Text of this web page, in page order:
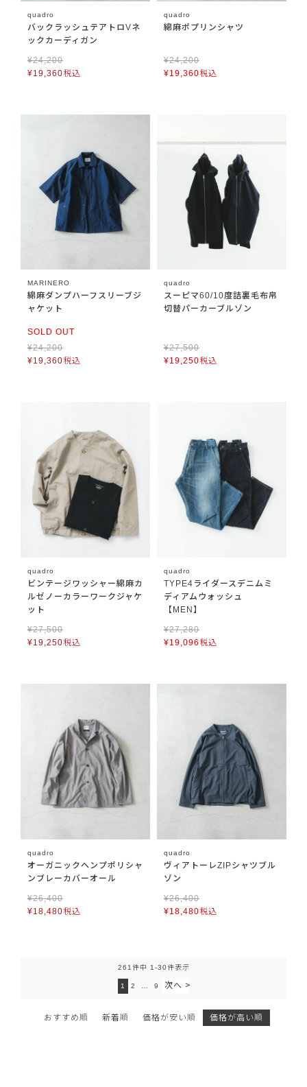
quadro
バックラッシュテアトロVネ
ックカーディガン
¥24,200
¥19,360税込
quadro
綿麻ポプリンシャツ
¥24,200
¥19,360税込
MARINERO
綿麻ダンプハーフスリーブジ
ャケット
SOLD OUT
¥24,200
¥19,360税込
quadro
スーピマ60/10度詰裏毛布帛
切替パーカーブルゾン
¥27,500
¥19,250税込
quadro
ビンテージワッシャー綿麻カ
ルゼノーカラーワークジャケ
ット
¥27,500
¥19,250税込
quadro
TYPE4ライダースデニムミ
ディアムウォッシュ
【MEN】
¥27,280
¥19,096税込
quadro
オーガニックヘンプポリシャ
ンブレーカバーオール
¥26,400
¥18,480税込
quadro
ヴィアトーレZIPシャツブル
ゾン
¥26,400
¥18,480税込
おすすめ順 新着順 価格が安い順 価格が高い順
261 件中 1 -30件表示
1 2 9